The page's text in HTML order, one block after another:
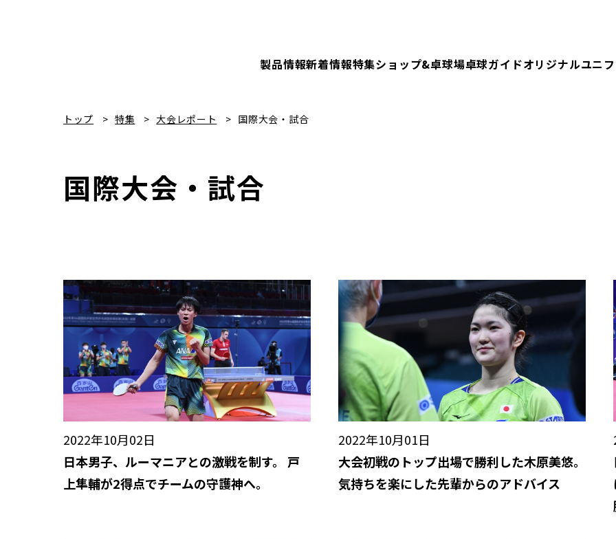
製品情報新着情報特集ショップ&卓球場卓球ガイドオリジナルユニ
トップ 特集 大会レポート 国際大会・試合
国際大会・試合
2022年10月02日
日本男子、ルーマニアとの激戦を制す。 戸
上隼輔が2得点でチームの守護神へ。
2022年10月01日
大会初戦のトップ出場で勝利した木原美悠。
気持ちを楽にした先輩からのアドバイス